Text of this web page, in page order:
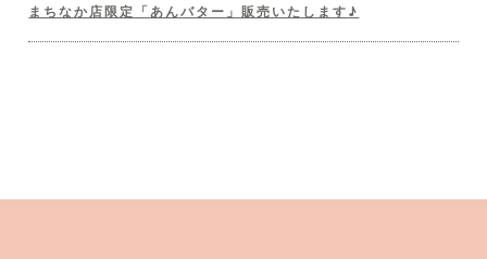
まちなか店限定「あんバター」販売いたします♪